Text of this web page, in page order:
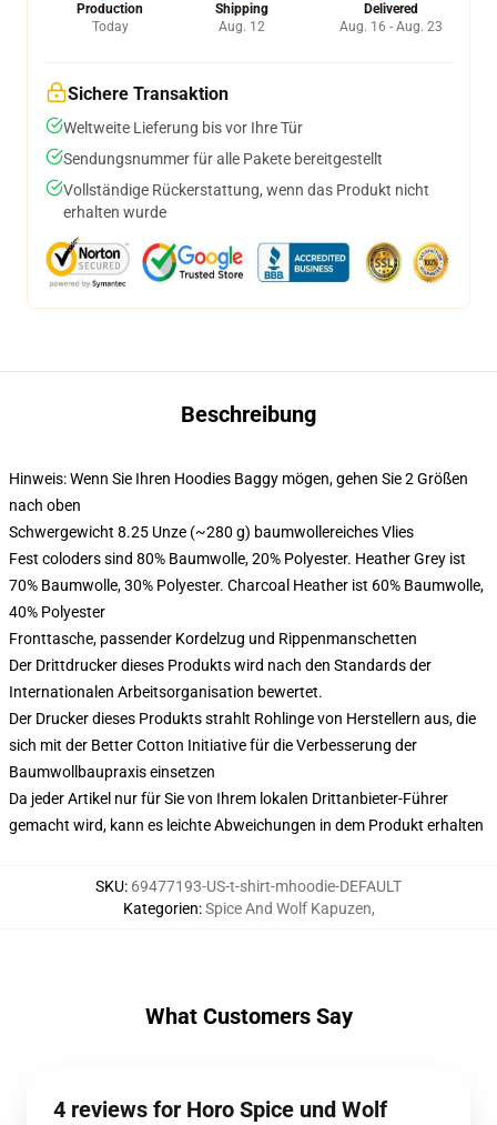
Production
Today
Shipping
Aug. 12
Delivered
Aug. 16 - Aug. 23
Sichere Transaktion
Weltweite Lieferung bis vor Ihre Tür
Sendungsnummer für alle Pakete bereitgestellt
Vollständige Rückerstattung, wenn das Produkt nicht
erhalten wurde
Beschreibung
Hinweis: Wenn Sie Ihren Hoodies Baggy mögen, gehen Sie 2 Größen
nach oben
Schwergewicht 8.25 Unze (~280 g) baumwollereiches Vlies
Fest coloders sind 80% Baumwolle, 20% Polyester. Heather Grey ist
70% Baumwolle, 30% Polyester. Charcoal Heather ist 60% Baumwolle,
40% Polyester
Fronttasche, passender Kordelzug und Rippenmanschetten
Der Drittdrucker dieses Produkts wird nach den Standards der
Internationalen Arbeitsorganisation bewertet.
Der Drucker dieses Produkts strahlt Rohlinge von Herstellern aus, die
sich mit der Better Cotton Initiative für die Verbesserung der
Baumwollbaupraxis einsetzen
Da jeder Artikel nur für Sie von Ihrem lokalen Drittanbieter-Führer
gemacht wird, kann es leichte Abweichungen in dem Produkt erhalten
SKU: 69477193-US-t-shirt-mhoodie-DEFAULT
Kategorien:Spice And Wolf Kapuzen,
What Customers Say
4 reviews for Horo Spice und Wolf